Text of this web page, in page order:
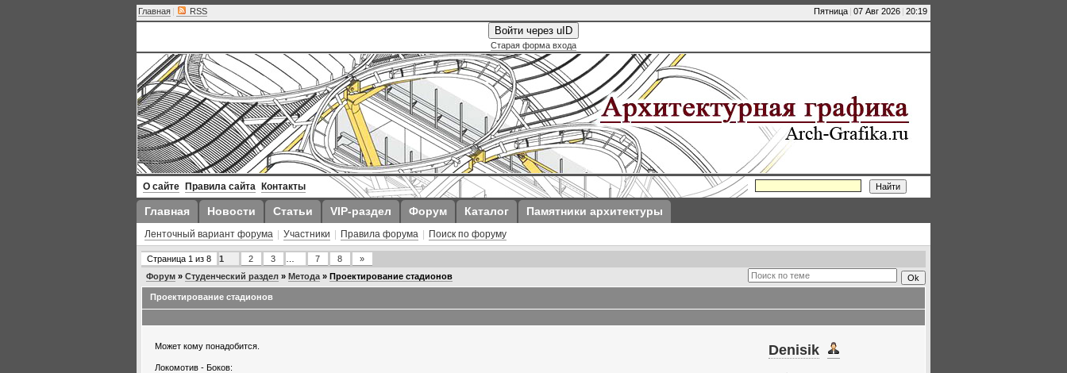
Пятница | 07 Авг 2026 | 20:19
Главная | RSS
Войти через uID
Старая форма входа
О сайте Правила сайта Контакты
Главная Новости Статьи VIP-раздел Форум Каталог Памятники архитектуры
Ленточный вариант форума Участники Правила форума Поиск по форуму
Страница 1 из 8 1 2 3 7 8
»
Форум » Студенческий раздел » Метода » Проектирование стадионов
Проектирование стадионов
Может кому понадобится.
Локомотив - Боков:
Denisik